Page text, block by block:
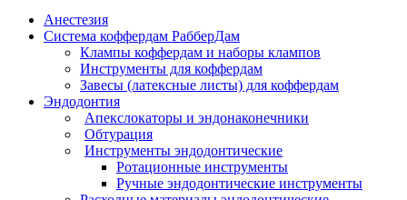
Анестезия
Система коффердам РабберДам
Клампы коффердам и наборы клампов
Инструменты для коффердам
Завесы (латексные листы) для коффердам
Эндодонтия
Апекслокаторы и эндонаконечники
Обтурация
Инструменты эндодонтические
Ротационные инструменты
Ручные эндодонтические инструменты